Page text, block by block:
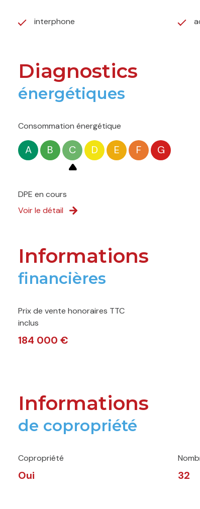
interphone
Diagnostics
énergétiques
Consommation énergétique
A B C D E F G
DPE en cours
Voir le détail
Informations
financières
Prix de vente honoraires TTC
inclus
184 000 €
Informations
de copropriété
Copropriété
Oui 32